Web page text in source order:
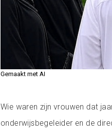
Gemaakt met AI
Wie waren zijn vrouwen dat
onderwijsbegeleider en de